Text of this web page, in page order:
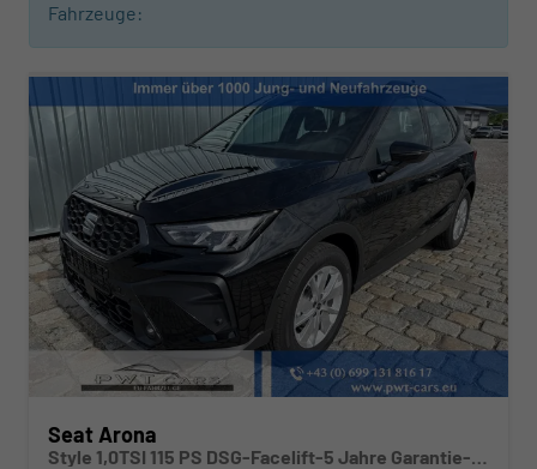
Fahrzeuge:
Seat Arona
Style 1,0TSI 115 PS DSG-Facelift-5 Jahre Garantie-Parklenkassistent-PDC vorne&hinten-Rückfahrkamera-LED-ACC-DAB-Fernlichtassistent-ISOFIX-variabler Ladeboden-Sitzheizung-FULL Link-Alu 16"-Sofort